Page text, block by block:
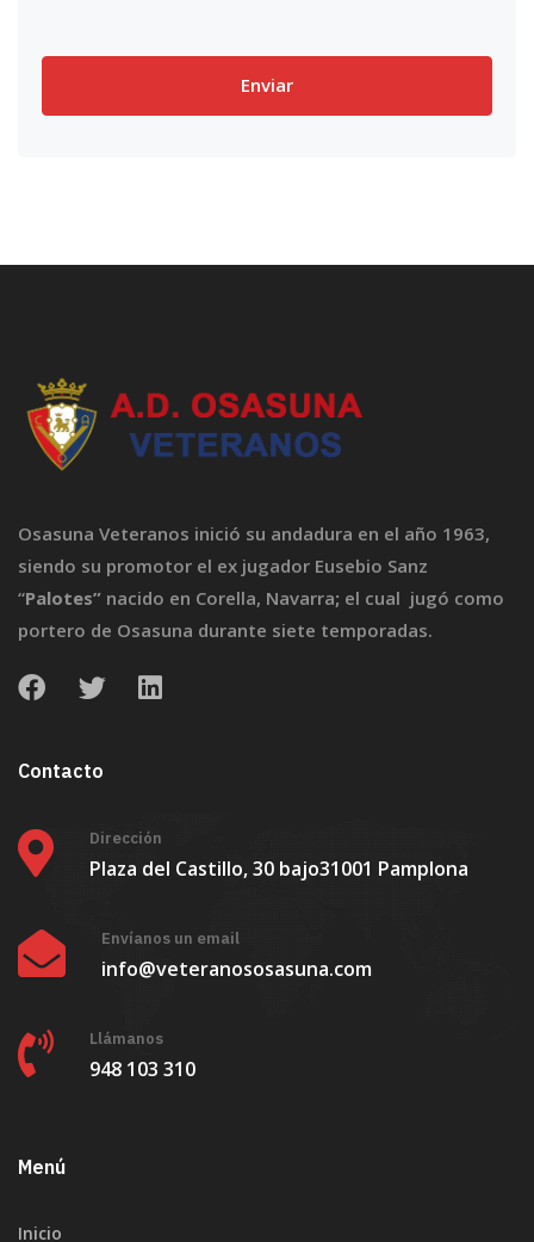
Osasuna Veteranos inició su andadura en el año 1963,
siendo su promotor el ex jugador Eusebio Sanz
“Palotes” nacido en Corella, Navarra; el cual jugó como
portero de Osasuna durante siete temporadas.
Contacto
Dirección
Plaza del Castillo, 30 bajo31001 Pamplona
Envíanos un email
info@veteranososasuna.com
Llámanos
948 103 310
Menú
Inicio